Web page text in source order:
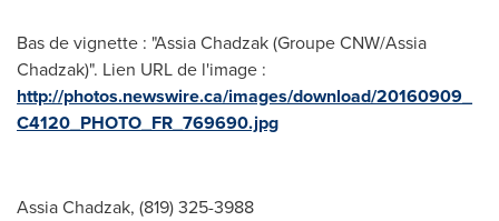
Bas de vignette : "Assia Chadzak (Groupe CNW/Assia
Chadzak)". Lien URL de l'image :
http://photos.newswire.ca/images/download/20160909_
C4120_PHOTO_FR_769690.jpg
Assia Chadzak, (819) 325-3988